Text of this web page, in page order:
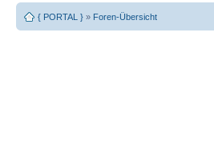
{ PORTAL } » Foren-Übersicht